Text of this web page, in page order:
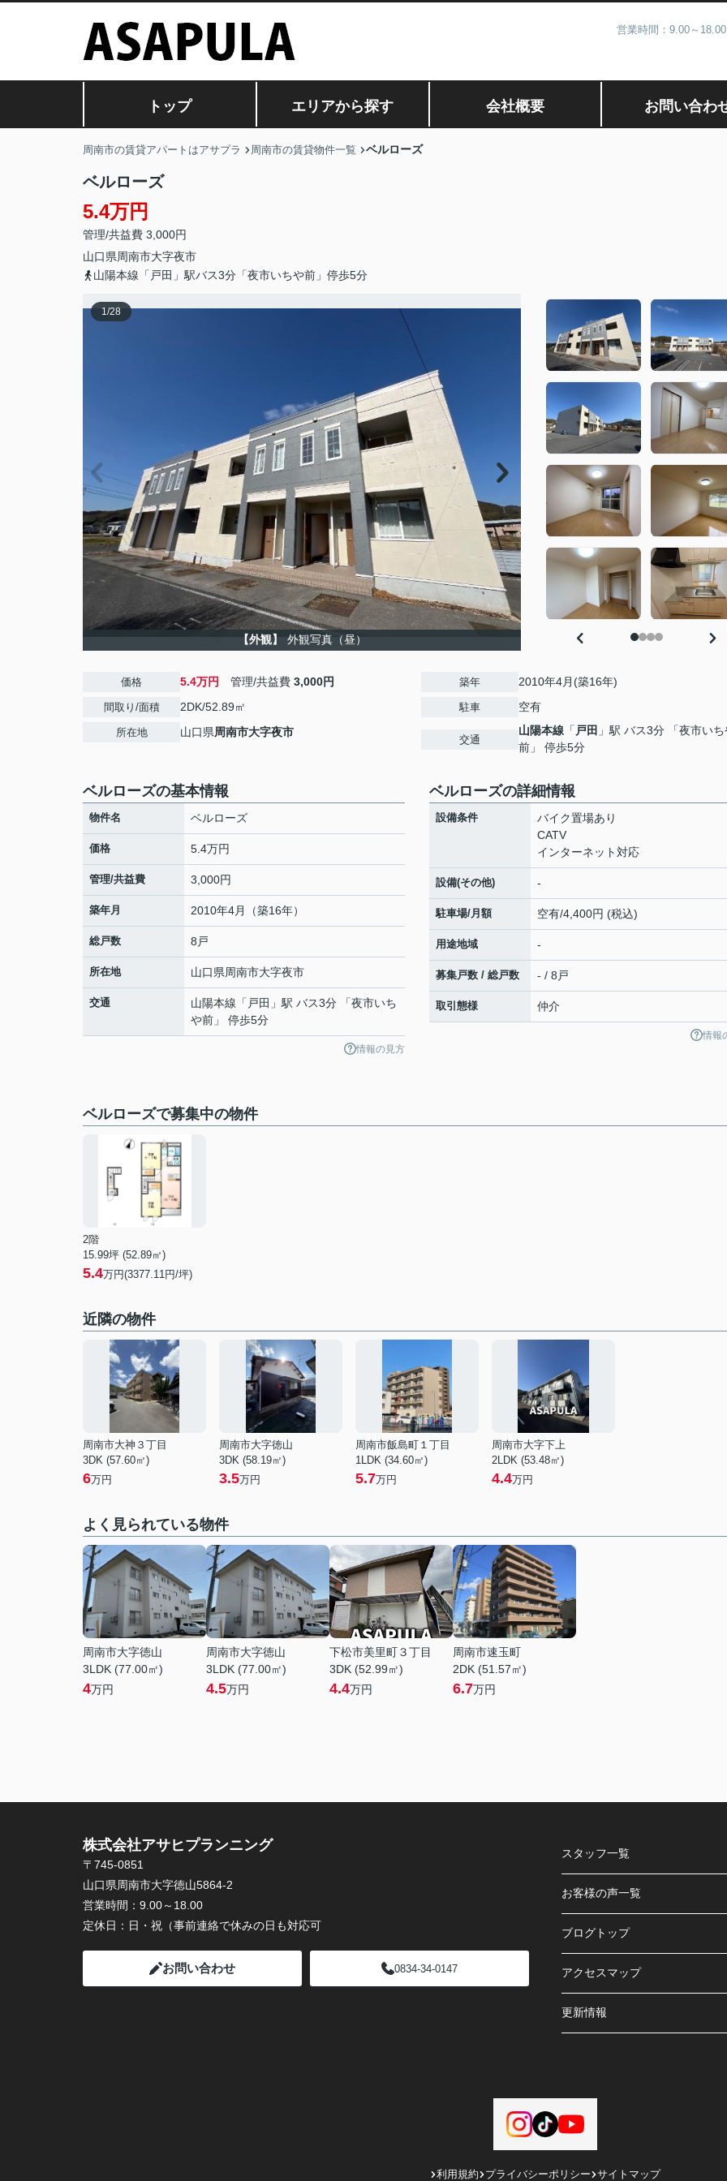
営業時間：9.00～
トップ エリアから探す 会社概要 お問い合わ
周南市の賃貸アパートはアサプラ 周南市の賃貸物件一覧 ベルローズ
ベルローズ
5.4万円
管理/共益費 3,000円
山口県周南市大字夜市
山陽本線「戸田」駅バス3分「夜市いちや前」停歩5分
1/28
【外観】 外観写真（昼）
価格 5.4万円 管理/共益費 3,000円
間取り/面積 2DK/52.89㎡
所在地 山口県周南市大字夜市
築年 2010年4月(築16年)
駐車 空有
交通
山陽本線 「 戸田 」駅 バス3分 「夜市いち
前」 停歩5分
ベルローズの基本情報
物件名 ベルローズ
価格 5.4万円
管理/共益費 3,000円
築年月 2010年4月（築16年）
総戸数 8戸
所在地 山口県周南市大字夜市
交通 山陽本線 「 戸田 」駅 バス3分 「夜市いち
や前」 停歩5分
情報の見方
ベルローズの詳細情報
設備条件
バイク置場あり
CATV
インターネット対応
設備(その他) -
駐車場/月額 空有/4,400円 (税込)
用途地域 -
募集戸数 / 総戸数 - / 8戸
取引態様 仲介
情報
ベルローズで募集中の物件
2階
15.99坪 (52.89㎡)
5.4万円(3377.11円/坪)
近隣の物件
周南市大神３丁目
3DK (57.60㎡)
6万円
周南市大字徳山
3DK (58.19㎡)
3.5万円
周南市飯島町１丁目
1LDK (34.60㎡)
5.7万円
周南市大字下上
2LDK (53.48㎡)
4.4万円
よく見られている物件
周南市大字徳山
3LDK (77.00㎡)
4万円
周南市大字徳山
3LDK (77.00㎡)
4.5万円
下松市美里町３丁目
3DK (52.99㎡)
4.4万円
周南市速玉町
2DK (51.57㎡)
6.7万円
株式会社アサヒプランニング
〒745-0851
山口県周南市大字徳山5864-2
営業時間： 9.00～18.00
定休日： 日・祝（事前連絡で休みの日も対応可
お問い合わせ 0834-34-0147
スタッフ一覧
お客様の声一覧
ブログトップ
アクセスマップ
更新情報
利用規約 プライバシーポリシー サイトマップ